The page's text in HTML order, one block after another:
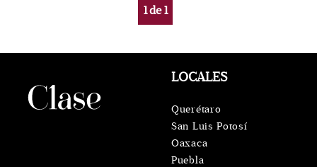
1de1
LOCALES
Querétaro
San Luis Potosí
Oaxaca
Puebla